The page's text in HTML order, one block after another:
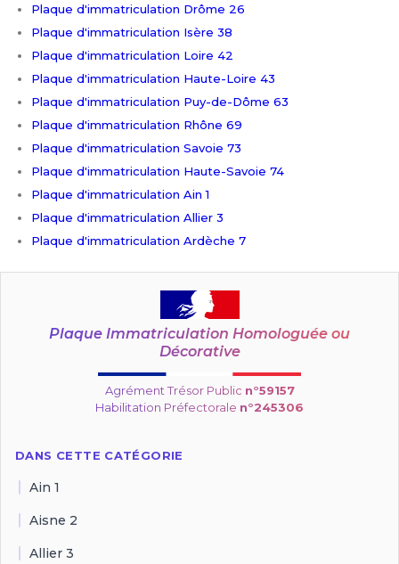
Plaque d'immatriculation Drôme 26
Plaque d'immatriculation Isère 38
Plaque d'immatriculation Loire 42
Plaque d'immatriculation Haute-Loire 43
Plaque d'immatriculation Puy-de-Dôme 63
Plaque d'immatriculation Rhône 69
Plaque d'immatriculation Savoie 73
Plaque d'immatriculation Haute-Savoie 74
Plaque d'immatriculation Ain 1
Plaque d'immatriculation Allier 3
Plaque d'immatriculation Ardèche 7
Plaque Immatriculation Homologuée ou
Décorative
Agrément Trésor Public n°59157
Habilitation Préfectorale n°245306
DANS CETTE CATÉGORIE
Ain 1
Aisne 2
Allier 3